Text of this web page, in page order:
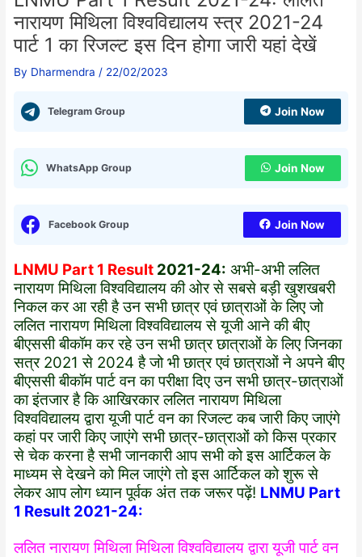
नारायण मिथिला विश्वविद्यालय स्त्र 2021-24
पार्ट 1 का रिजल्ट इस दिन होगा जारी यहां देखें
By Dharmendra / 22/02/2023
Telegram Group Join Now
WhatsApp Group Join Now
Facebook Group Join Now
LNMU Part 1 Result 2021-24: अभी-अभी ललित
नारायण मिथिला विश्वविद्यालय की ओर से सबसे बड़ी खुशखबरी
निकल कर आ रही है उन सभी छात्र एवं छात्राओं के लिए जो
ललित नारायण मिथिला विश्वविद्यालय से यूजी आने की बीए
बीएससी बीकॉम कर रहे उन सभी छात्र छात्राओं के लिए जिनका
सत्र 2021 से 2024 है जो भी छात्र एवं छात्राओं ने अपने बीए
बीएससी बीकॉम पार्ट वन का परीक्षा दिए उन सभी छात्र-छात्राओं
का इंतजार है कि आखिरकार ललित नारायण मिथिला
विश्वविद्यालय द्वारा यूजी पार्ट वन का रिजल्ट कब जारी किए जाएंगे
कहां पर जारी किए जाएंगे सभी छात्र-छात्राओं को किस प्रकार
से चेक करना है सभी जानकारी आप सभी को इस आर्टिकल के
माध्यम से देखने को मिल जाएंगे तो इस आर्टिकल को शुरू से
लेकर आप लोग ध्यान पूर्वक अंत तक जरूर पढ़ें! LNMU Part
1 Result 2021-24:
ललित नारायण मिथिला मिथिला विश्वविद्यालय द्वारा यूजी पार्ट वन